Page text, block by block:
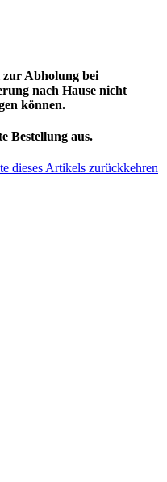
zur Abholung bei
nach Hause nicht
können.
Bestellung aus.
dieses Artikels zurückkehren